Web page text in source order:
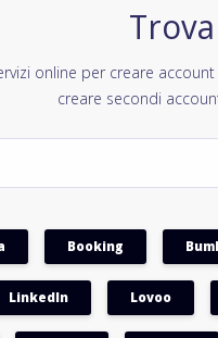
online per creare
creare secondi
Booking
LinkedIn Lovoo